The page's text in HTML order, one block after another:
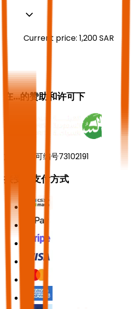
Current price: 1,200SAR
在…的赞助和许可下
旅游部许可编号73102191
接受的支付方式